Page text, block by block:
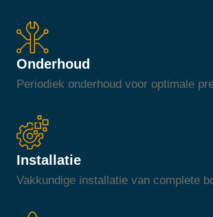
Onderhoud
Periodiek onderhoud voor optimale
Installatie
Vakkundige installatie van complete